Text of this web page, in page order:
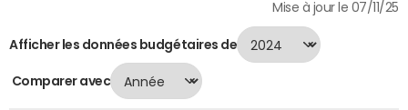
Mise à jour le 07/11/25
Afficher les données budgétaires de
Comparer avec